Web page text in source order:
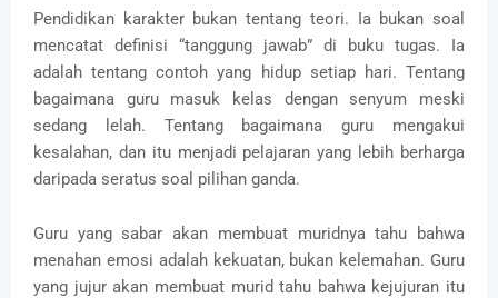
Pendidikan karakter bukan tentang teori. Ia bukan soal
mencatat definisi “tanggung jawab” di buku tugas. Ia
adalah tentang contoh yang hidup setiap hari. Tentang
bagaimana guru masuk kelas dengan senyum meski
sedang lelah. Tentang bagaimana guru mengakui
kesalahan, dan itu menjadi pelajaran yang lebih berharga
daripada seratus soal pilihan ganda.
Guru yang sabar akan membuat muridnya tahu bahwa
menahan emosi adalah kekuatan, bukan kelemahan. Guru
yang jujur akan membuat murid tahu bahwa kejujuran itu